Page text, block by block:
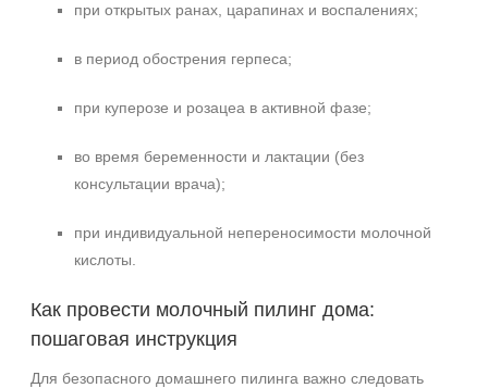
при открытых ранах, царапинах и воспалениях;
в период обострения герпеса;
при куперозе и розацеа в активной фазе;
во время беременности и лактации (без
консультации врача);
при индивидуальной непереносимости молочной
кислоты.
Как провести молочный пилинг дома:
пошаговая инструкция
Для безопасного домашнего пилинга важно следовать